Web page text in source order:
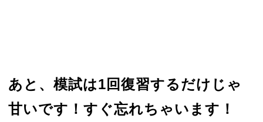
あと、模試は1回復習するだけじゃ
甘いです！すぐ忘れちゃいます！